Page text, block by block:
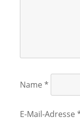
Name *
E-Mail-Adresse